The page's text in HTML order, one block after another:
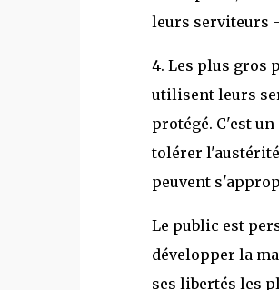
leurs serviteurs
4. Les plus gros
utilisent leurs
protégé. C'est
tolérer
peuvent
Le public est
développer la
ses libertés les